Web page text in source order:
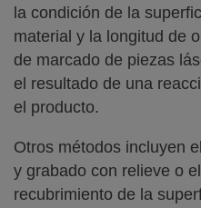
la condición de la
material y la longitud de
de marcado de piezas
el resultado de una
el producto.
Otros métodos incluyen
y grabado con relieve o
recubrimiento de la